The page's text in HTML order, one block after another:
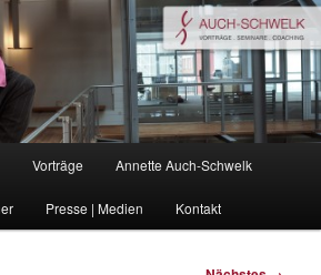
Vorträge Annette Auch-Schwelk
Presse | Medien Kontakt